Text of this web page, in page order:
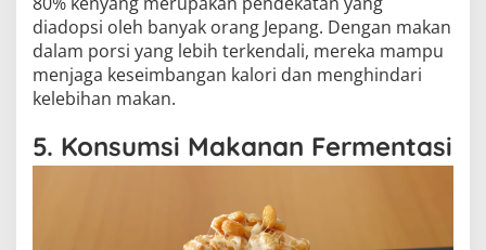
diadopsi oleh banyak orang Jepang. Dengan makan
dalam porsi yang lebih terkendali, mereka mampu
menjaga keseimbangan kalori dan menghindari
kelebihan makan.
5. Konsumsi Makanan Fermentasi